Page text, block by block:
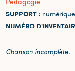
SUPPORT : numérique
NUMÉRO
Chanson incomplète.